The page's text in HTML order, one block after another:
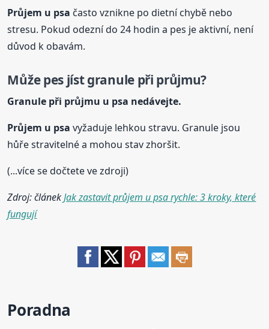
Průjem u psa často vznikne po dietní chybě nebo
stresu. Pokud odezní do 24 hodin a pes je aktivní, není
důvod k obavám.
Může pes jíst granule při průjmu?
Granule při průjmu u psa nedávejte.
Průjem u psa vyžaduje lehkou stravu. Granule jsou
hůře stravitelné a mohou stav zhoršit.
(...více se dočtete ve zdroji)
Zdroj: článekJak zastavit průjem u psa rychle: 3 kroky, které
fungují
Poradna